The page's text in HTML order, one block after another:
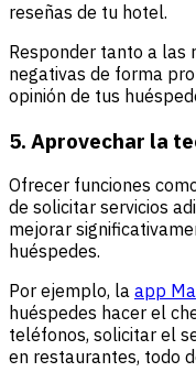
reseñas de tu hotel.
Responder tanto a las
negativas de forma
opinión de tus
5. Aprovechar la
Ofrecer funciones
de solicitar servicios
mejorar
huéspedes.
Por ejemplo, la app
huéspedes hacer el
teléfonos, solicitar el
en restaurantes, todo